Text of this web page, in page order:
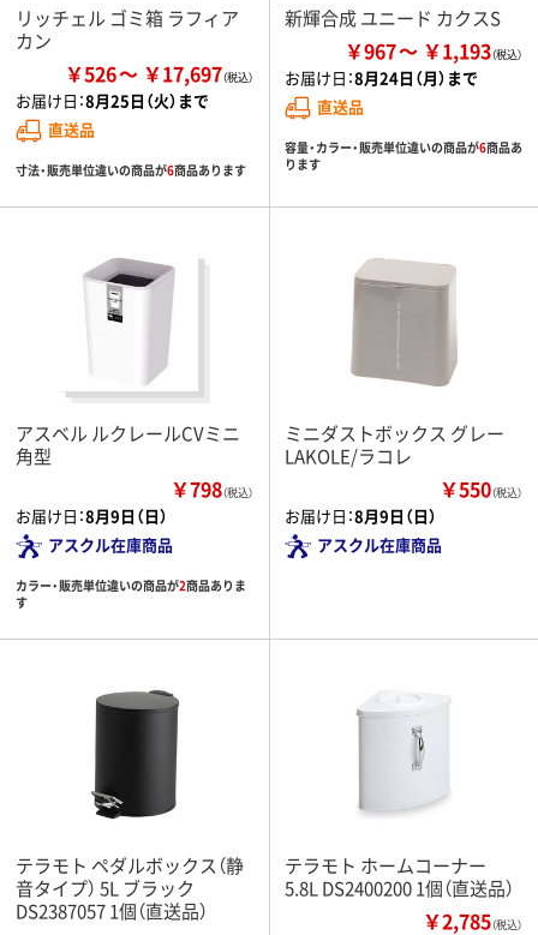
リッチェル ゴミ箱 ラフィア
カン
￥526 ￥17,697
お届け日：8月25日（火）まで
直送品
寸法・販売単位違いの商品が6商品あります
新輝合成 ユニード カクスS
￥967 ￥1,193
お届け日：8月24日（月）まで
直送品
容量・カラー・販売単位違いの商品が6商品あ
ります
アスベル ルクレールCVミニ
角型
￥798（税込）
お届け日：8月9日（日）
アスクル在庫商品
カラー・販売単位違いの商品が2商品ありま
す
ミニダストボックス グレー
LAKOLE/ラコレ
￥550（税込）
お届け日：8月9日（日）
アスクル在庫商品
テラモト ペダルボックス（静
音タイプ） 5L ブラック
DS2387057 1個（直送品）
テラモト ホームコーナー
5.8L DS2400200 1個（直送品）
￥2,785（税込）